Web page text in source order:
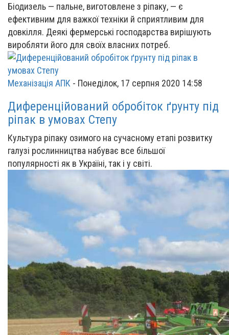
Біодизель — пальне, виготовлене з ріпаку, — є
ефективним для важкої техніки й сприятливим для
довкілля. Деякі фермерські господарства вирішують
виробляти його для своїх власних потреб.
Механізація АПК - Понеділок, 17 серпня 2020 14:58
Диференційований обробіток ґрунту під
ріпак в умовах Степу
Культура ріпаку озимого на сучасному етапі розвитку
галузі рослинництва набуває все більшої
популярності як в Україні, так і у світі.